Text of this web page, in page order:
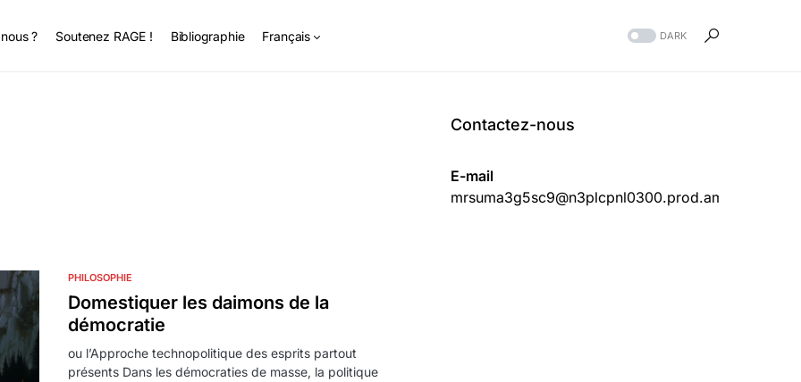
? Soutenez RAGE ! Bibliographie Français DARK
PHILOSOPHIE
Domestiquer les daimons de la
démocratie
ou l’Approche technopolitique des esprits partout
présents Dans les démocraties de masse, la politique
Contactez-nous
E-mail